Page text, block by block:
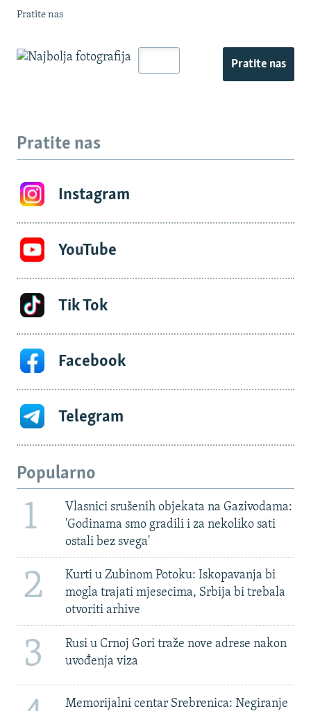
Pratite nas
Pratite nas
Pratite nas
Instagram
YouTube
Tik Tok
Facebook
Telegram
Popularno
1
Vlasnici srušenih objekata na Gazivodama:
'Godinama smo gradili i za nekoliko sati
ostali bez svega'
2
Kurti u Zubinom Potoku: Iskopavanja bi
mogla trajati mjesecima, Srbija bi trebala
otvoriti arhive
3
Rusi u Crnoj Gori traže nove adrese nakon
uvođenja viza
Memorijalni centar Srebrenica: Negiranje